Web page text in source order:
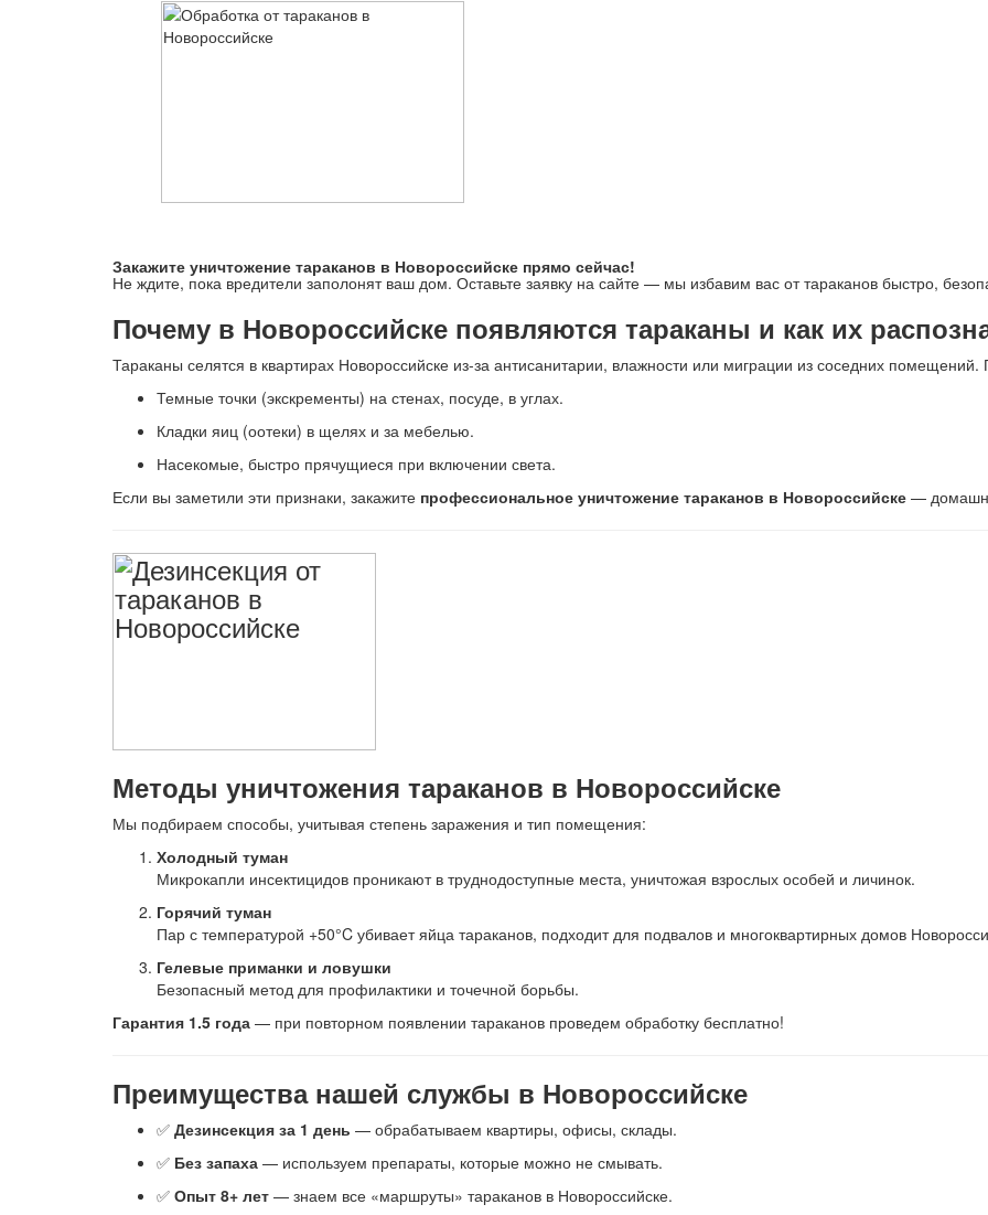
Закажите уничтожение тараканов в Новороссийске прямо сейчас!
Не ждите, пока вредители заполонят ваш дом. Оставьте заявку на сайте — мы избавим вас от тараканов быстро,
Почему в Новороссийске появляются тараканы и как их
Тараканы селятся в квартирах Новороссийске из-за антисанитарии, влажности или миграции из соседних
Темные точки (экскременты) на стенах, посуде, в углах.
Кладки яиц (оотеки) в щелях и за мебелью.
Насекомые, быстро прячущиеся при включении света.
Если вы заметили эти признаки, закажите профессиональное уничтожение тараканов в Новороссийске —
Методы уничтожения тараканов в Новороссийске
Мы подбираем способы, учитывая степень заражения и тип помещения:
Холодный туман
Микрокапли инсектицидов проникают в труднодоступные места, уничтожая взрослых особей и личинок.
Горячий туман
Пар с температурой +50°C убивает яйца тараканов, подходит для подвалов и многоквартирных домов
Гелевые приманки и ловушки
Безопасный метод для профилактики и точечной борьбы.
Гарантия 1.5 года — при повторном появлении тараканов проведем обработку бесплатно!
Преимущества нашей службы в Новороссийске
✅ Дезинсекция за 1 день — обрабатываем квартиры, офисы, склады.
✅ Без запаха — используем препараты, которые можно не смывать.
✅ Опыт 8+ лет — знаем все «маршруты» тараканов в Новороссийске.